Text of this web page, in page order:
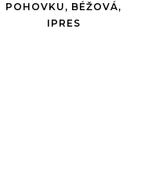
POHOVKU, BÉŽOVÁ,
IPRES